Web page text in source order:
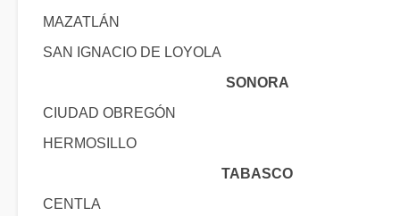
MAZATLÁN
SAN IGNACIO DE LOYOLA
SONORA
CIUDAD OBREGÓN
HERMOSILLO
TABASCO
CENTLA